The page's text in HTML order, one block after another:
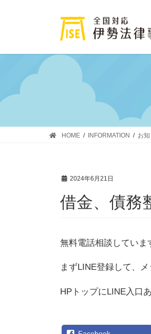
ツ
シ
移
HOME INFORMATION お
2024年6月21日
借金、債務
無料電話相談していま
まずLINE登録して、メ
HPトップにLINE入口